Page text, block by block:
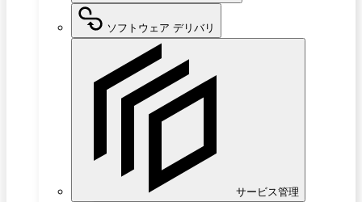
ソフトウェア デリバリ
サービス管理